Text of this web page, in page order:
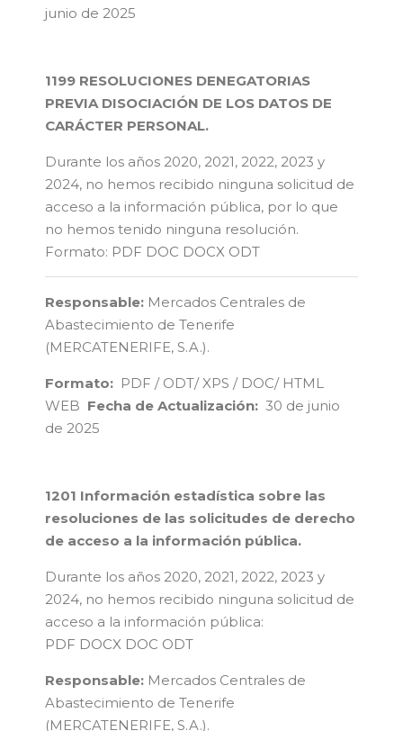
junio de 2025
1199 RESOLUCIONES DENEGATORIAS
PREVIA DISOCIACIÓN DE LOS DATOS DE
CARÁCTER PERSONAL.
Durante los años 2020, 2021, 2022, 2023 y
2024, no hemos recibido ninguna solicitud de
acceso a la información pública, por lo que
no hemos tenido ninguna resolución.
Formato: PDF DOC DOCX ODT
Responsable: Mercados Centrales de
Abastecimiento de Tenerife
(MERCATENERIFE, S.A.).
Formato: PDF / ODT/ XPS / DOC/ HTML
WEB Fecha de Actualización: 30 de junio
de 2025
1201 Información estadística sobre las
resoluciones de las solicitudes de derecho
de acceso a la información pública.
Durante los años 2020, 2021, 2022, 2023 y
2024, no hemos recibido ninguna solicitud de
acceso a la información pública:
PDF DOCX DOC ODT
Responsable: Mercados Centrales de
Abastecimiento de Tenerife
(MERCATENERIFE, S.A.).